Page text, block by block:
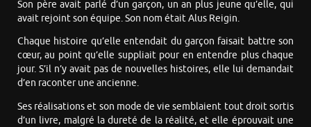
Son père avait parlé d’un garçon, un an plus jeune qu’elle, qui
avait rejoint son équipe. Son nom était Alus Reigin.
Chaque histoire qu’elle entendait du garçon faisait battre son
cœur, au point qu’elle suppliait pour en entendre plus chaque
jour. S’il n’y avait pas de nouvelles histoires, elle lui demandait
d’en raconter une ancienne.
Ses réalisations et son mode de vie semblaient tout droit sortis
d’un livre, malgré la dureté de la réalité, et elle éprouvait une